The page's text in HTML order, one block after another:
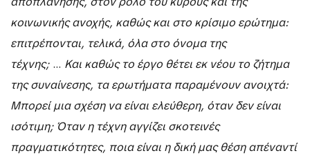
κοινωνικής ανοχής, καθώς και στο κρίσιμο ερώτημα:
επιτρέπονται, τελικά, όλα στο όνομα της
τέχνης; … Και καθώς το έργο θέτει εκ νέου το ζήτημα
της συναίνεσης, τα ερωτήματα παραμένουν ανοιχτά:
Μπορεί μια σχέση να είναι ελεύθερη, όταν δεν είναι
ισότιμη; Όταν η τέχνη αγγίζει σκοτεινές
πραγματικότητες, ποια είναι η δική μας θέση απέναντί